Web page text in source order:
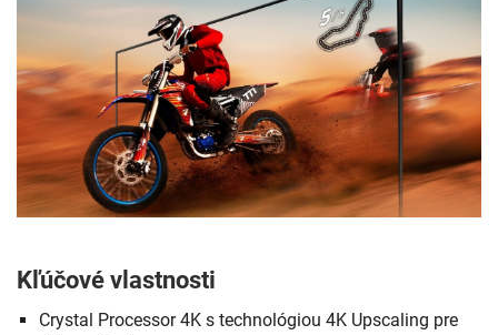
Kľúčové vlastnosti
Crystal Processor 4K s technológiou 4K Upscaling pre